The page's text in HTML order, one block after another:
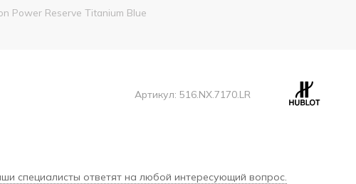
Power Reserve Titanium Blue
Артикул: 516.NX.7170.LR
специалисты ответят на любой интересующий вопрос.